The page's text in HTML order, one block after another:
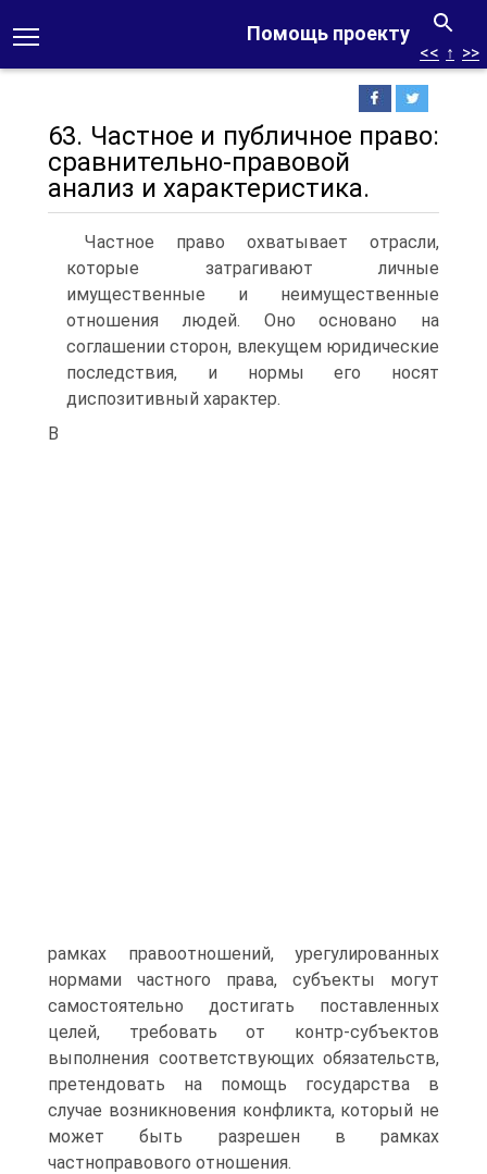
Помощь проекту
<< ↑ >>
63. Частное и публичное право:
сравнительно-правовой
анализ и характеристика.
Частное право охватывает отрасли,
которые затрагивают личные
имущественные и неимущественные
отношения людей. Оно основано на
соглашении сторон, влекущем юридические
последствия, и нормы его носят
диспозитивный характер.
В
рамках правоотношений, урегулированных
нормами частного права, субъекты могут
самостоятельно достигать поставленных
целей, требовать от контр-субъектов
выполнения соответствующих обязательств,
претендовать на помощь государства в
случае возникновения конфликта, который не
может быть разрешен в рамках
частноправового отношения.